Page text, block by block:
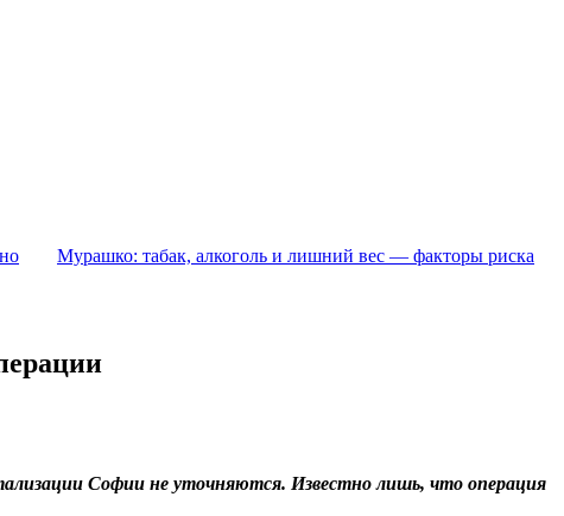
Мурашко: табак, алкоголь и лишний вес — факторы риска
Софии не уточняются. Известно лишь, что операция